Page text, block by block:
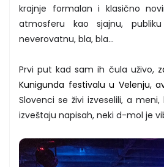
krajnje formalan i klasično
atmosferu kao sjajnu,
neverovatnu, bla, bla...
Prvi put kad sam ih čula uživo,
Kunigunda festivalu u Velenju,
Slovenci se živi izveselili, a
izveštaju napisah, neki d-mol je